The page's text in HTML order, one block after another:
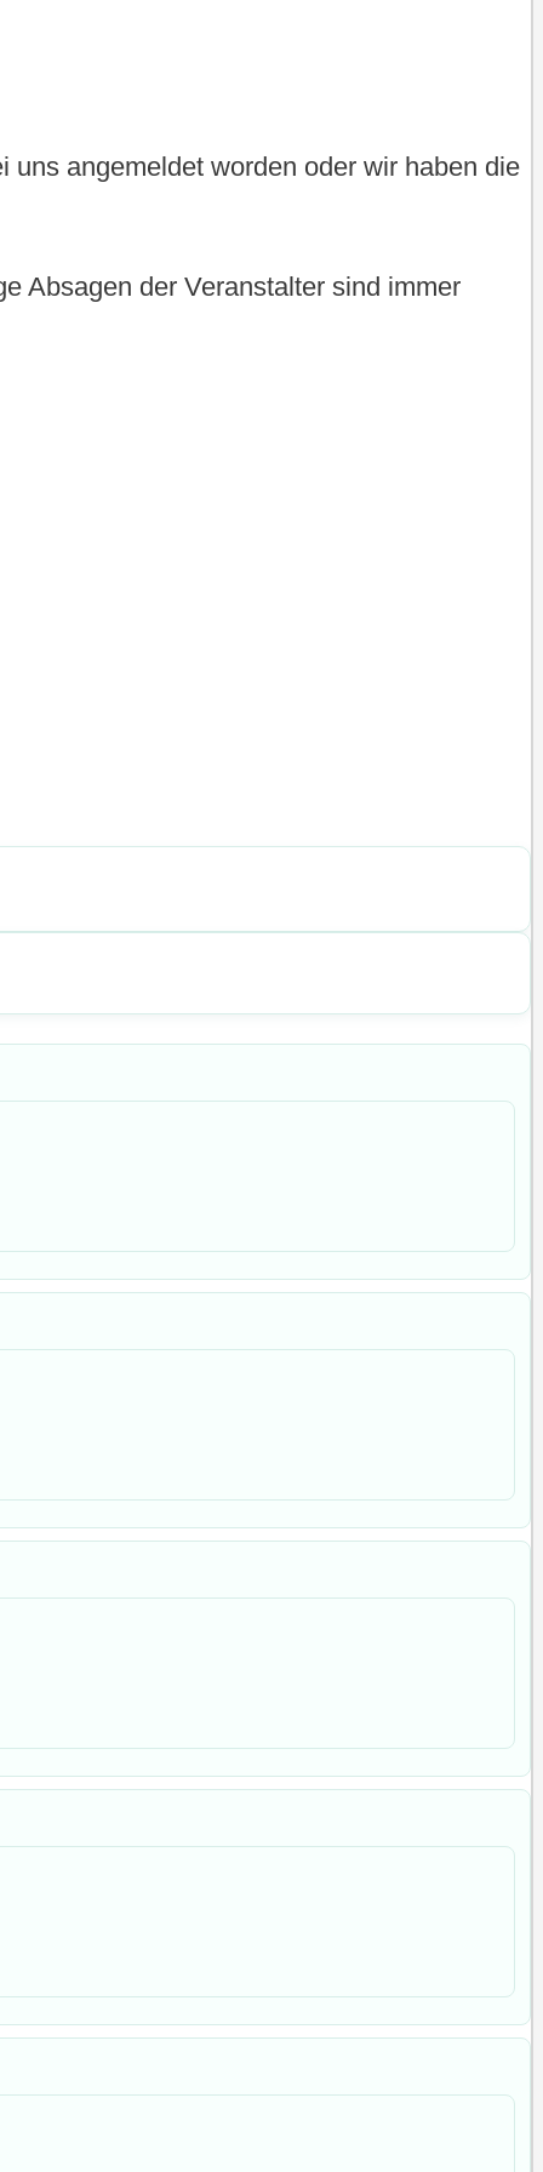
uns angemeldet worden oder wir haben die
Absagen der Veranstalter sind immer